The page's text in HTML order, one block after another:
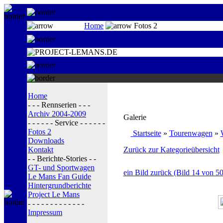
Home Fotos 2
Home
- - - Rennserien - - -
Archiv 2004-2009
- - - - - - Service - - - - - -
Fotos 2
Downloads
Kontakt
- - Berichte-Stories - -
GT- und Sportwagen
Le Mans Fan Guide
Hintergrundberichte
Project Le Mans
- - - - - - - - - - - - -
Impressum
Galerie
Startseite» Tourenwagen »
Zurück zur Kategorieübersicht
ein Bild zurück (Bild 14 von